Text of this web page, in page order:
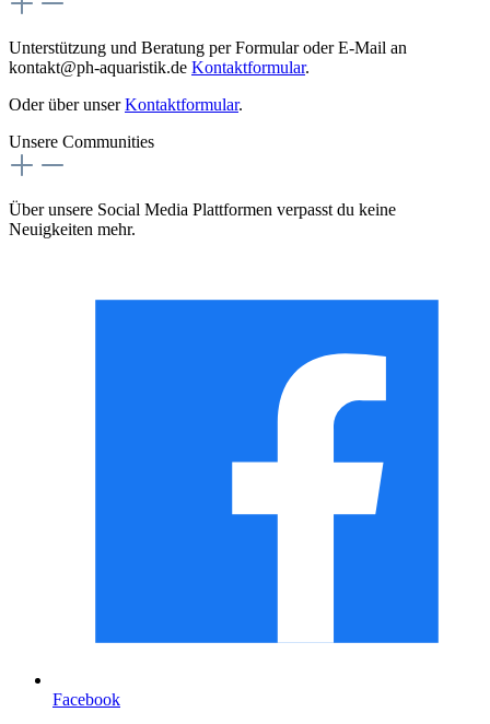
Unterstützung und Beratung per Formular oder E-Mail an
kontakt@ph-aquaristik.de Kontaktformular.
Oder über unserKontaktformular.
Unsere Communities
Über unsere Social Media Plattformen verpasst du keine
Neuigkeiten mehr.
Facebook